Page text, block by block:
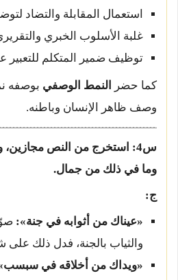
استعمال المقابلة والتضاد
غلبة الأسلوب الخبري
توظيف ضمير المتكلم
كما حضر النمط الوصفي بوصفه
وصف ظاهر الإنسان وباطنه.
س4: استخرج من النص مجازين،
وما في ذلك من جمال.
ج:
«عيناك من أثوابه في جنة»:
والثياب بالجنة، فدل ذلك على
«ويداك من أخلاقه في